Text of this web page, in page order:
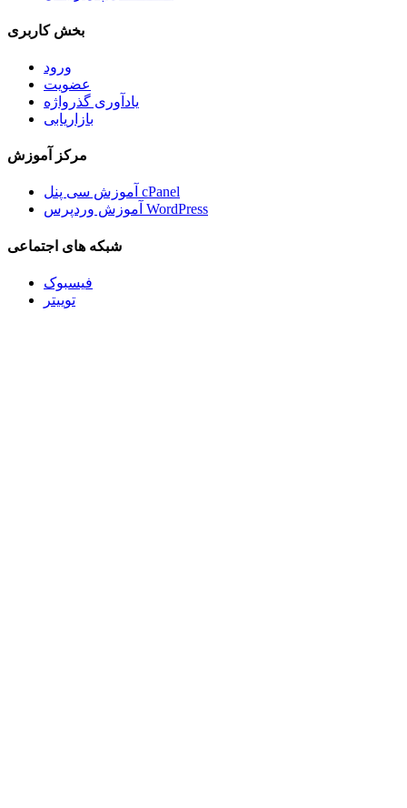
بخش کاربری
ورود
عضویت
یادآوری گذرواژه
بازاریابی
مرکز آموزش
آموزش سی پنل cPanel
آموزش وردپرس WordPress
شبکه های اجتماعی
فیسبوک
توییتر